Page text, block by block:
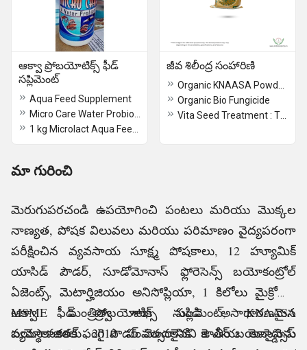
ఆక్వా ప్రోబయోటిక్స్ ఫీడ్
సప్లిమెంట్
Aqua Feed Supplement
జీవ శిలీంద్ర సంహారిణి
Organic Bio Fungicide
మా గురించి
మెరుగుపరచండి ఉపయోగించి పంటలు మరియు మొక్కల
నాణ్యత, పోషక విలువలు మరియు పరిమాణం వైద్యపరంగా
పరీక్షించిన వ్యవసాయ సూక్ష్మ పోషకాలు, 12 హ్యూమిక్
యాసిడ్ పౌడర్, సూడోమోనాస్ ఫ్లోరెసెన్స్ బయోకంట్రోల్
ఏజెంట్స్, మెటార్హిజియం అనిసోప్లియా, 1 కిలోలు మైక్రోలాక్ట్
ఆక్వా ఫీడ్ ప్రోబయోటిక్స్ సప్లిమెంట్, KNAASA
బయోలాజికల్ ఫంగై పౌడర్ మొదలైనవి కె ఎన్ బయోసైన్సెస్
MSME మంత్రిత్వ శాఖ నుండి అసాధారణమైన
వ్యవస్థాపకతకు 2010 సంవత్సరానికి జాతీయ అవార్డును